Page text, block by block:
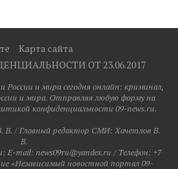
Карта сайта
ОТ 23.06.2017
России и мира сегодня онлайн: криминал,
и мира. Отправляя любую форму на
конфиденциальности 09-news.ru.
B. / Главный редактор СМИ: Хaчeтлoв B.
B.
mail: news09ru@yandex.ru / Телефон: +7
«Независимый новостной портал 09-